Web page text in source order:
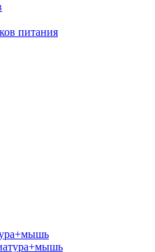
питания